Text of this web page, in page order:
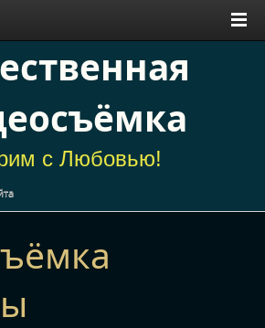
с Любовью!